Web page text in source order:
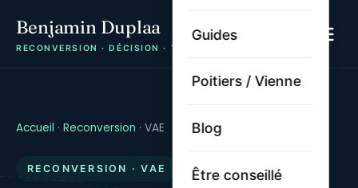
Benjamin Duplaa
RECONVERSION · DÉCISION · TRAJECTOIRE
Guides
Poitiers / Vienne
Blog
Être conseillé
Accueil · Reconversion · VAE
RECONVERSION · VAE